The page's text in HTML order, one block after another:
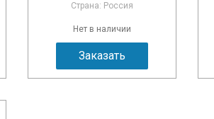
Страна: Россия
Нет в наличии
Заказать